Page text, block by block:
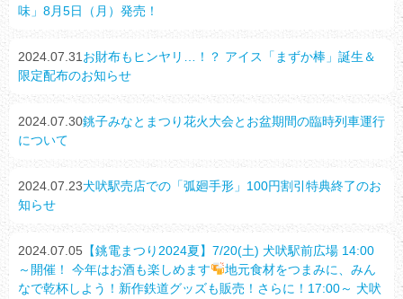
味」8月5日（月）発売！
2024.07.31 お財布もヒンヤリ…！？ アイス「まずか棒」誕生＆
限定配布のお知らせ
2024.07.30銚子みなとまつり花火大会とお盆期間の臨時列車運行
について
2024.07.23犬吠駅売店での「弧廻手形」100円割引特典終了のお
知らせ
2024.07.05 【銚電まつり2024夏】7/20(土) 犬吠駅前広場 14:00
～開催！ 今年はお酒も楽しめます
地元食材をつまみに、みん
なで乾杯しよう！新作鉄道グッズも販売！さらに！17:00～ 犬吠